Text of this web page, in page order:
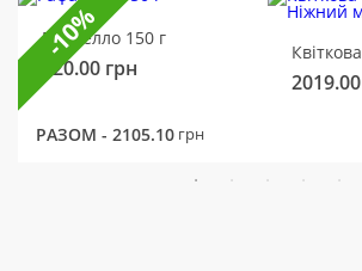
Рафаелло 150 г
320.00 грн
2019.00
РАЗОМ - 2105.10 грн
-10%